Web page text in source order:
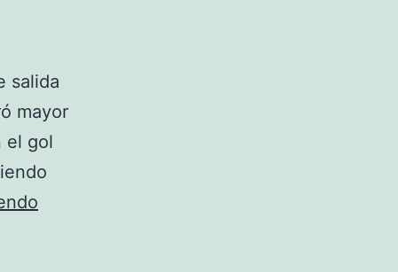
salida
mayor
el gol